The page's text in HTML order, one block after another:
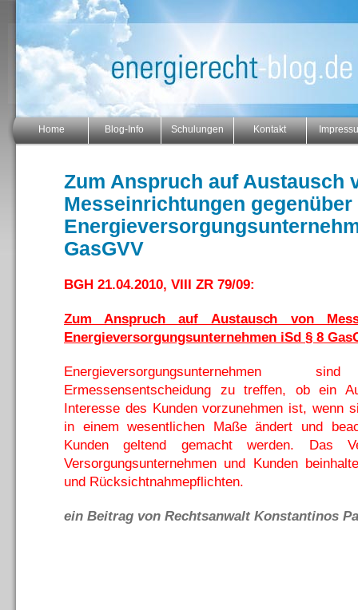
Home Blog-Info Schulungen Kontakt
Zum Anspruch auf Austausch
Messeinrichtungen gegenüber
GasGVV
BGH 21.04.2010, VIII ZR 79/09:
Zum Anspruch auf Austausch von
Energieversorgungsunternehmen iSd § 8
Ermessensentscheidung zu treffen, ob ein
Interesse des Kunden vorzunehmen ist, wenn
in einem wesentlichen Maße ändert und
Kunden geltend gemacht werden. Das
Versorgungsunternehmen und Kunden
und Rücksichtnahmepflichten.
ein Beitrag von Rechtsanwalt Konstantinos